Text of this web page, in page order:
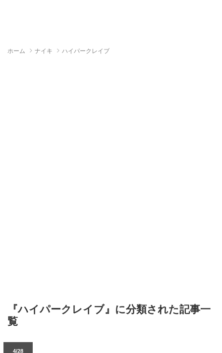
ホーム ナイキ ハイパークレイブ
『ハイパークレイブ』に分類された記事一
覧
4/28